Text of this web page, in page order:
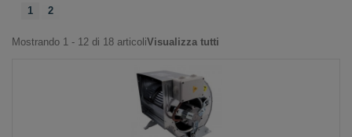
1 2
Mostrando 1 - 12 di 18 articoliVisualizza tutti